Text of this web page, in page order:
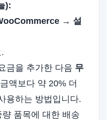
):
→ 설
금을 추가한 다음 무
액보다 약 20% 더
용하는 방법입니다.
품목에 대한 배송